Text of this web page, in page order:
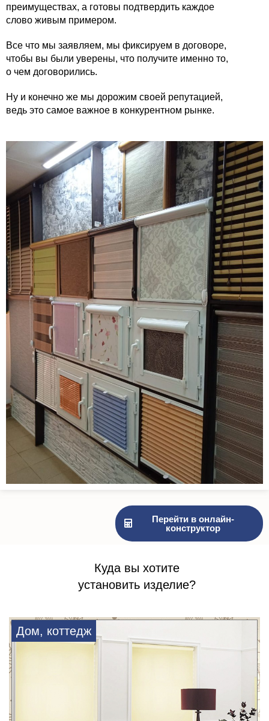
преимуществах, а готовы подтвердить каждое
слово живым примером.
Все что мы заявляем, мы фиксируем в договоре,
чтобы вы были уверены, что получите именно то,
о чем договорились.
Ну и конечно же мы дорожим своей репутацией,
ведь это самое важное в конкурентном рынке.
Перейти в онлайн-
конструктор
Куда вы хотите
установить изделие?
Дом, коттедж